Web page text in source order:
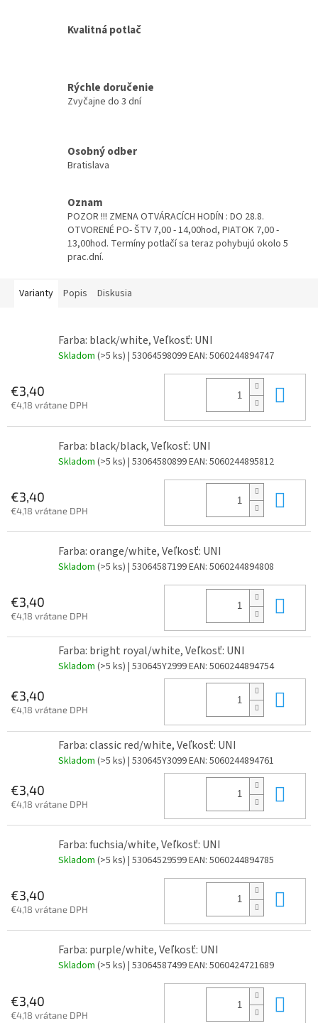
Kvalitná potlač
Rýchle doručenie
Zvyčajne do 3 dní
Osobný odber
Bratislava
Oznam
POZOR !!! ZMENA OTVÁRACÍCH HODÍN : DO 28.8.
OTVORENÉ PO- ŠTV 7,00 - 14,00hod, PIATOK 7,00 -
13,00hod. Termíny potlačí sa teraz pohybujú okolo 5
prac.dní.
Varianty Popis Diskusia
Farba: black/white, Veľkosť: UNI
Skladom (>5 ks) | 53064598099EAN: 5060244894747
€3,40
€4,18 vrátane DPH
Farba: black/black, Veľkosť: UNI
Skladom (>5 ks) | 53064580899EAN: 5060244895812
€3,40
€4,18 vrátane DPH
Farba: orange/white, Veľkosť: UNI
Skladom (>5 ks) | 53064587199EAN: 5060244894808
€3,40
€4,18 vrátane DPH
Farba: bright royal/white, Veľkosť: UNI
Skladom (>5 ks) | 530645Y2999EAN: 5060244894754
€3,40
€4,18 vrátane DPH
Farba: classic red/white, Veľkosť: UNI
Skladom (>5 ks) | 530645Y3099EAN: 5060244894761
€3,40
€4,18 vrátane DPH
Farba: fuchsia/white, Veľkosť: UNI
Skladom (>5 ks) | 53064529599EAN: 5060244894785
€3,40
€4,18 vrátane DPH
Farba: purple/white, Veľkosť: UNI
Skladom (>5 ks) | 53064587499EAN: 5060424721689
€3,40
€4,18 vrátane DPH